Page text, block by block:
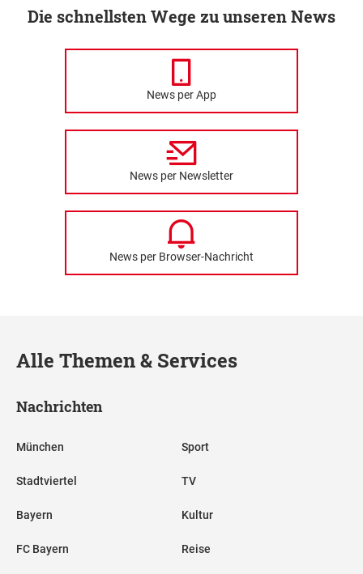
Die schnellsten Wege zu unseren News
News per App
News per Newsletter
News per Browser-Nachricht
Alle Themen & Services
Nachrichten
München
Stadtviertel
Bayern
FC Bayern
Sport
TV
Kultur
Reise